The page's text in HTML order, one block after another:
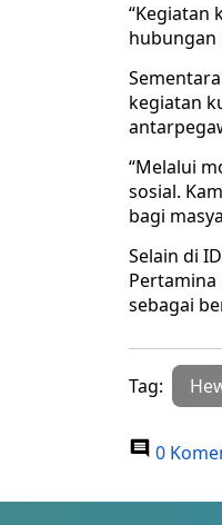
“Kegiatan
hubungan
kegiatan
“Melalui
sosial.
bagi
Selain di
sebagai
Tag:
0